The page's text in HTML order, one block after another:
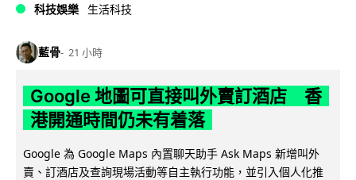
科技娛樂 生活科技
藍骨 21 小時
Google 地圖可直接叫外賣訂酒店 香
港開通時間仍未有着落
Google 為 Google Maps 內置聊天助手 Ask Maps 新增叫外
賣、訂酒店及查詢現場活動等自主執行功能，並引入個人化推